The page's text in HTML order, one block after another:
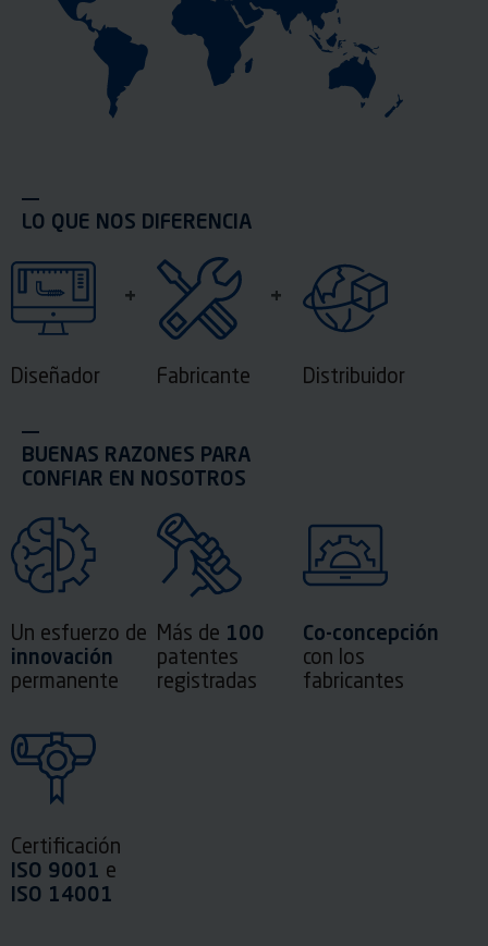
LO QUE NOS DIFERENCIA
Diseñador Fabricante Distribuidor
BUENAS RAZONES PARA
CONFIAR EN NOSOTROS
Un esfuerzo de
innovación
permanente
Más de 100
patentes
registradas
Co-concepción
con los
fabricantes
Certificación
ISO 9001 e
ISO 14001